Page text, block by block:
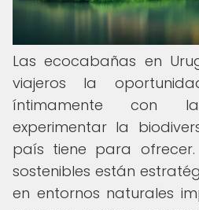
Las ecocabañas en
viajeros la
íntimamente con
experimentar la
país tiene para ofrecer.
sostenibles están
en entornos naturales